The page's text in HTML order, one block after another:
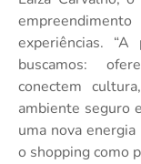
experiências.
buscamos:
conectem
ambiente seguro
uma nova
o shopping como